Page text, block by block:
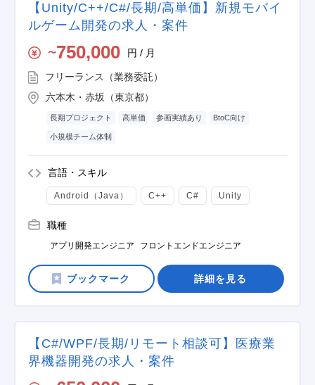
【Unity/C++/C#/長期/高単価】新規モバイ
ルゲーム開発の求人・案件
〜750,000 円 / 月
フリーランス（業務委託）
六本木・赤坂（東京都）
長期プロジェクト 高単価 参画実績あり BtoC向け
小規模チーム体制
言語・スキル
Android（Java） C++ C# Unity
職種
アプリ開発エンジニア フロントエンドエンジニア
詳細を見る
【C#/WPF/長期/リモート相談可】医療業
界機器開発の求人・案件